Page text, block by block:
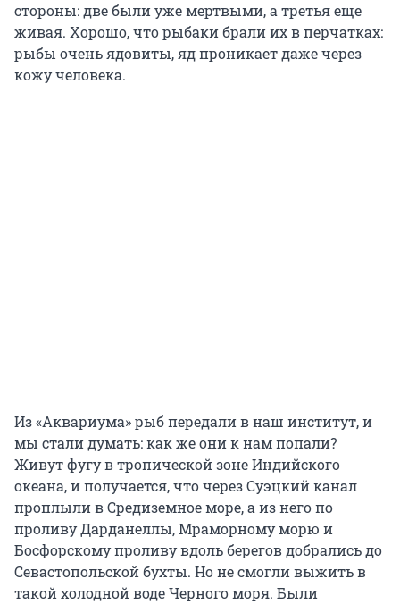
стороны: две были уже мертвыми, а третья еще
живая. Хорошо, что рыбаки брали их в перчатках:
рыбы очень ядовиты, яд проникает даже через
кожу человека.
Из «Аквариума» рыб передали в наш институт, и
мы стали думать: как же они к нам попали?
Живут фугу в тропической зоне Индийского
океана, и получается, что через Суэцкий канал
проплыли в Средиземное море, а из него по
проливу Дарданеллы, Мраморному морю и
Босфорскому проливу вдоль берегов добрались до
Севастопольской бухты. Но не смогли выжить в
такой холодной воде Черного моря. Были